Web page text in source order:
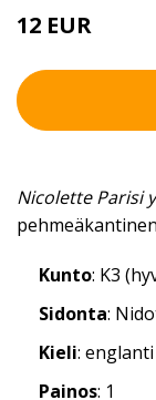
12 EUR
Nicolette Parisi
Kunto: K3
Sidonta:
Kieli: englanti
Painos: 1